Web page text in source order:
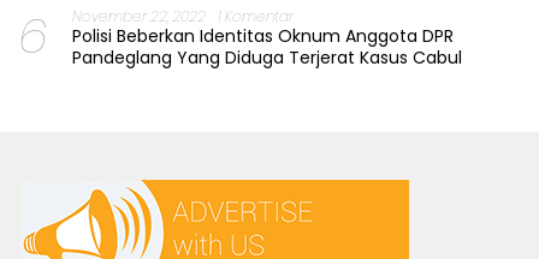
6 November 22, 2022 1 Komentar
Polisi Beberkan Identitas Oknum Anggota DPR
Pandeglang Yang Diduga Terjerat Kasus Cabul